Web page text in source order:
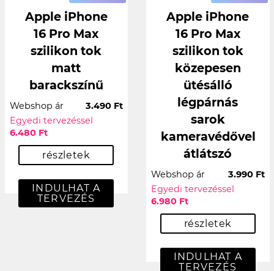
Apple iPhone
16 Pro Max
szilikon tok
matt
barackszínű
Webshop ár
3.490 Ft
Egyedi tervezéssel
6.480 Ft
részletek
INDULHAT A
TERVEZÉS
Apple iPhone
16 Pro Max
szilikon tok
közepesen
ütésálló
légpárnás
sarok
kameravédővel
átlátszó
Webshop ár
3.990 Ft
Egyedi tervezéssel
6.980 Ft
részletek
INDULHAT A
TERVEZÉS